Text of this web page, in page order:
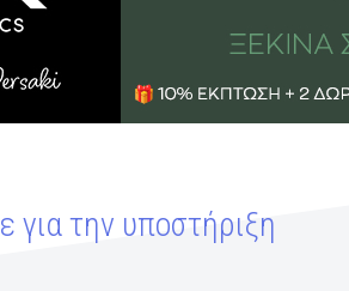
για την υποστήριξη